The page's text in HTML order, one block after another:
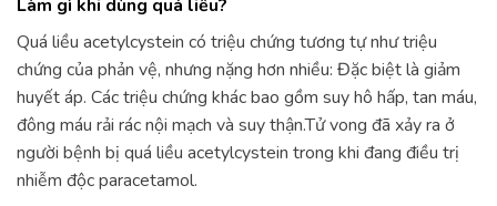
Làm gì khi dùng quá liều?
Quá liều acetylcystein có triệu chứng tương tự như triệu
chứng của phản vệ, nhưng nặng hơn nhiều: Đặc biệt là giảm
huyết áp. Các triệu chứng khác bao gồm suy hô hấp, tan máu,
đông máu rải rác nội mạch và suy thận.Tử vong đã xảy ra ở
người bệnh bị quá liều acetylcystein trong khi đang điều trị
nhiễm độc paracetamol.